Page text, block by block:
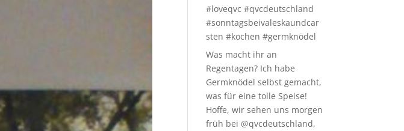
#loveqvc #qvcdeutschland
#sonntagsbeivaleskaundcar
sten #kochen #germknödel
Was macht ihr an
Regentagen? Ich habe
Germknödel selbst gemacht,
was für eine tolle Speise!
Hoffe, wir sehen uns morgen
früh bei @qvcdeutschland,